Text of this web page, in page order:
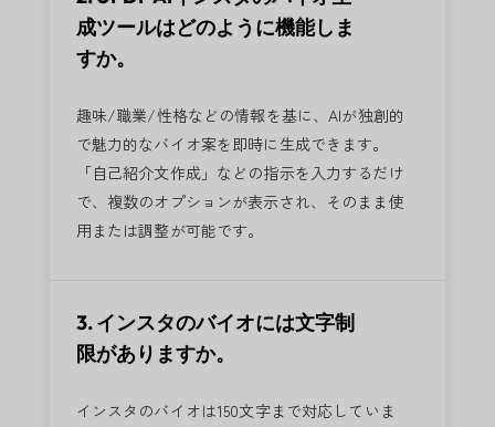
成ツールはどのように機能しま
すか。
趣味/職業/性格などの情報を基に、AIが独創的
で魅力的なバイオ案を即時に生成できます。
「自己紹介文作成」などの指示を入力するだけ
で、複数のオプションが表示され、そのまま使
用または調整が可能です。
3. インスタのバイオには文字制
限がありますか。
インスタのバイオは150文字まで対応していま